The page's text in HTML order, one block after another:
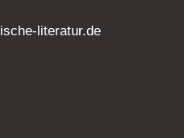
literatur.de